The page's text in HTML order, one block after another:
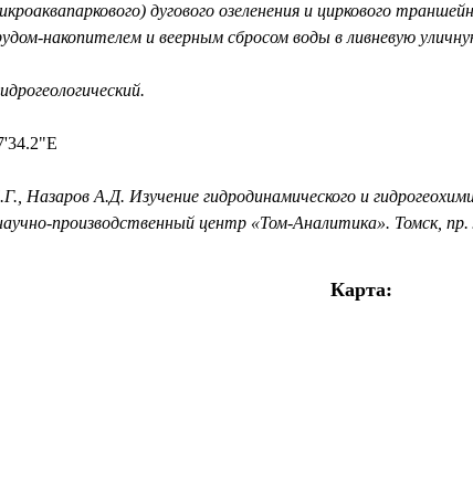
дугового озеленения и циркового
накопителем и веерным сбросом воды в ливневую
А.Д. Изучение гидродинамического и
производственный центр «Том-Аналитика». Томск,
Карта: